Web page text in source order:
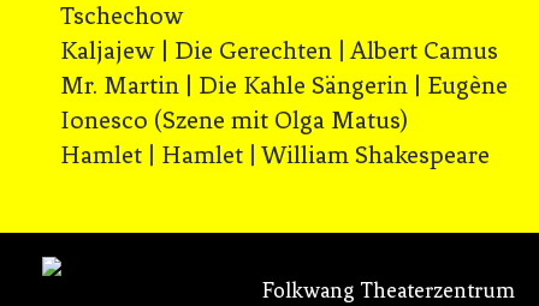
Tschechow
Kaljajew | Die Gerechten | Albert Camus
Mr. Martin | Die Kahle Sängerin | Eugène
Ionesco (Szene mit Olga Matus)
Hamlet | Hamlet | William Shakespeare
Folkwang Theaterzentrum